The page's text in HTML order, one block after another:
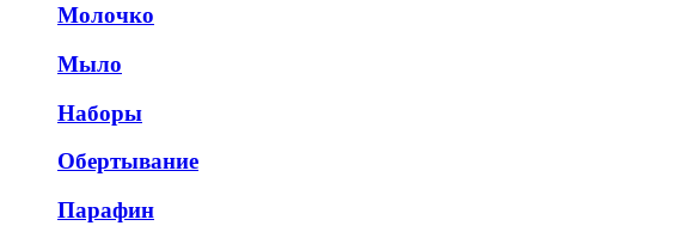
Молочко
Мыло
Наборы
Обертывание
Парафин